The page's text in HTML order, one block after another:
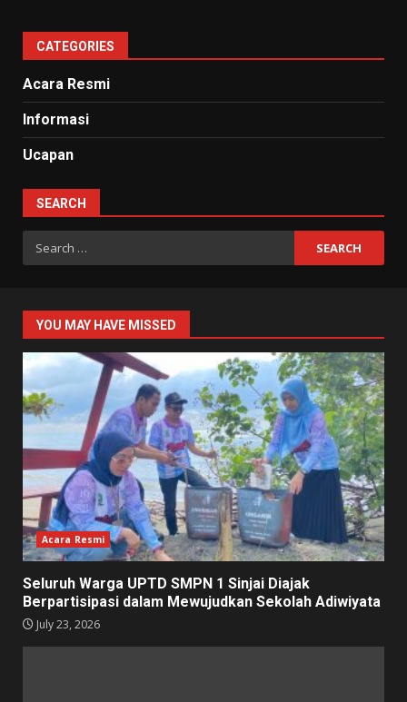
CATEGORIES
Acara Resmi
Informasi
Ucapan
SEARCH
Search
for:
YOU MAY HAVE MISSED
Acara Resmi
Seluruh Warga UPTD SMPN 1 Sinjai Diajak
Berpartisipasi dalam Mewujudkan Sekolah Adiwiyata
July 23, 2026